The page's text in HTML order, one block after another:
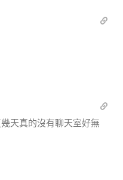
天真的沒有聊天室好無